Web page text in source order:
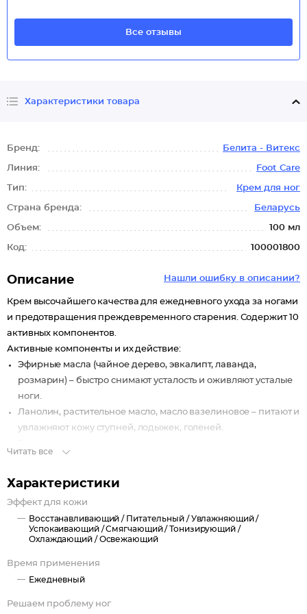
Все отзывы
Характеристики товара
Бренд: Белита - Витекс
Линия: Foot Care
Тип: Крем для ног
Страна бренда: Беларусь
Объем: 100 мл
Код: 100001800
Нашли ошибку в описании?
Описание
Крем высочайшего качества для ежедневного ухода за ногами
и предотвращения преждевременного старения. Содержит 10
активных компонентов.
Активные компоненты и их действие:
Эфирные масла (чайное дерево, эвкалипт, лаванда,
розмарин) – быстро снимают усталость и оживляют усталые
ноги.
Ланолин, растительное масло, масло вазелиновое – питают и
увлажняют кожу ступней, лодыжек, голеней.
Читать все
Характеристики
Эффект для кожи
Восстанавливающий / Питательный /Увлажняющий /
Успокаивающий /Смягчающий /Тонизирующий /
Охлаждающий /Освежающий
Время применения
Ежедневный
Решаем проблему ног